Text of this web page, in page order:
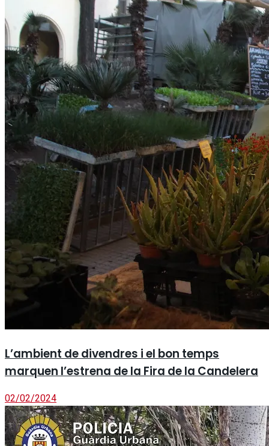
L’ambient de divendres i el bon temps
marquen l’estrena de la Fira de la Candelera
02/02/2024